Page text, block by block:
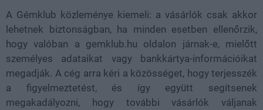
A Gémklub közleménye kiemeli: a vásárlók csak akkor
lehetnek biztonságban, ha minden esetben ellenőrzik,
hogy valóban a gemklub.hu oldalon járnak-e, mielőtt
személyes adataikat vagy bankkártya-információikat
megadják. A cég arra kéri a közösséget, hogy terjesszék
a figyelmeztetést, és így együtt segítsenek
megakadályozni, hogy további vásárlók váljanak